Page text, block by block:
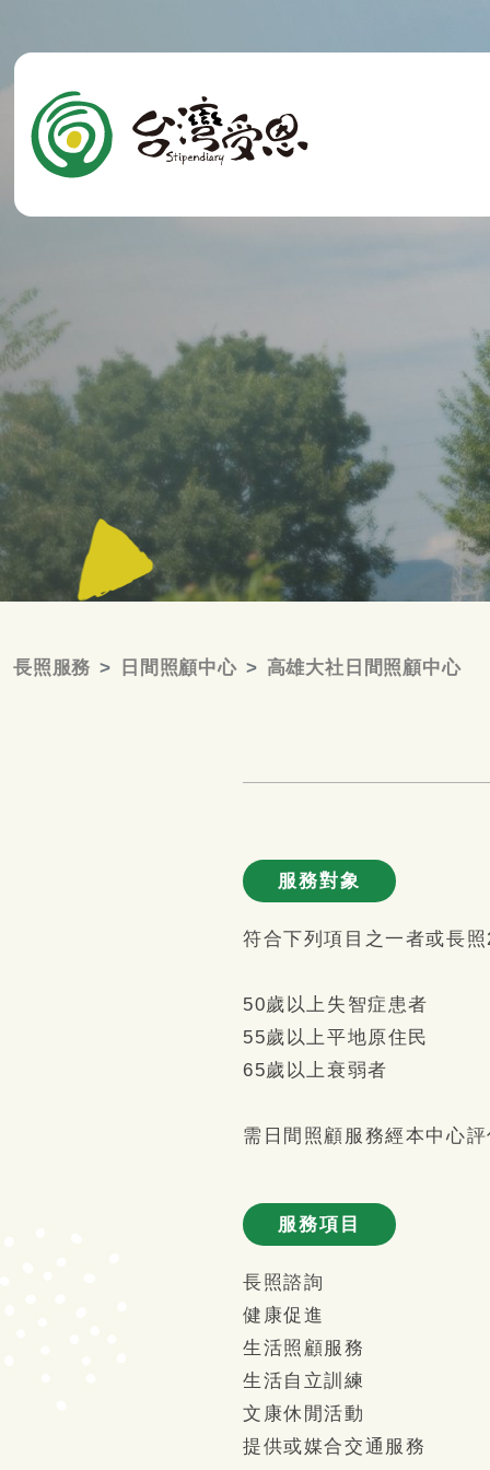
長照服務 日間照顧中心 高雄大社日間照顧中心
服務對象
符合下列項目之一者或長
50歲以上失智症患者
55歲以上平地原住民
65歲以上衰弱者
需日間照顧服務經本中心
服務項目
長照諮詢
健康促進
生活照顧服務
生活自立訓練
文康休閒活動
提供或媒合交通服務